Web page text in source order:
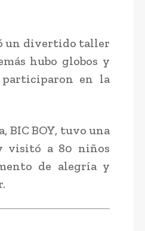
un divertido taller
hubo globos y
en la
BIC BOY, tuvo una
visitó a 80 niños
de alegría y